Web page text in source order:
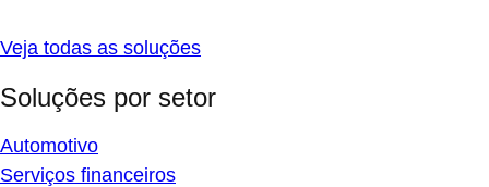
Veja todas as soluções
Soluções por setor
Automotivo
Serviços financeiros